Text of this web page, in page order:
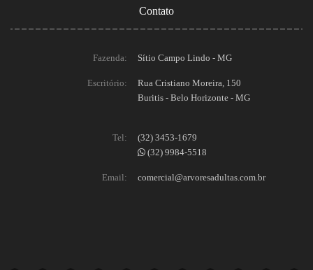
Contato
Fazenda: Sítio Campo Lindo - MG
Escritório:
Rua Cristiano Moreira, 150
Buritis - Belo Horizonte - MG
Tel:
(32) 3453-1679
(32) 9984-5518
Email: comercial@arvoresadultas.com.br